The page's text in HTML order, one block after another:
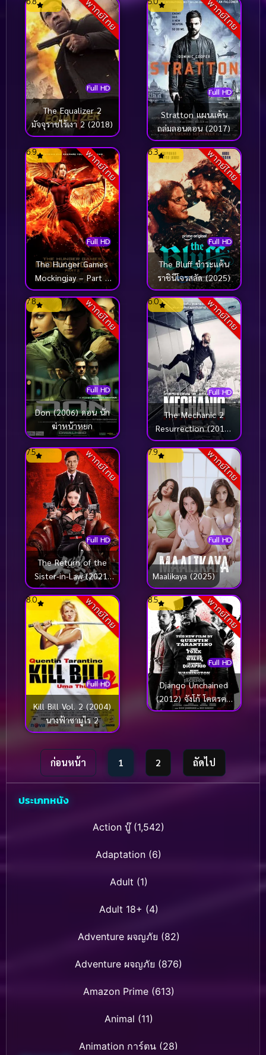
(2015)
พากย์ไทย
Full HD
The Equalizer 2
มัจจุราชไร้เงา 2 (2018)
พากย์ไทย
Full HD
Stratton แผนแค้น
ถล่มลอนดอน (2017)
พากย์ไทย
Full HD
6.9
The Hunger Games
Mockingjay – Part 2
เกมล่าเกม ม็อกกิ้งเจย์
พาร์ท 2 (2015)
พากย์ไทย
Full HD
6.3
The Bluff ชำระแค้น
ราชินีโจรสลัด (2025)
พากย์ไทย
Full HD
7.8
Don (2006) ดอน นัก
ฆ่าหน้าหยก
พากย์ไทย
Full HD
6.0
The Mechanic 2
Resurrection (2016)
โคตรเพชฌฆาต แค้น
ข้ามโลก
พากย์ไทย
Full HD
7.5
The Return of the
Sister-in-Law (2021)
เจ้าแม่มาเฟียรีเทิร์น
พากย์ไทย
Full HD
7.9
Maalikaya (2025)
พากย์ไทย
Full HD
8.0
Kill Bill Vol. 2 (2004)
นางฟ้าซามูไร 2
พากย์ไทย
Full HD
8.5
Django Unchained
(2012) จังโก้ โคตรคน
แดนเถื่อน
ก่อนหน้า 1 2 ถัดไป
ประเภทหนัง
Action บู๊(1,542)
Adaptation (6)
Adult (1)
Adult 18+ (4)
Adventure ผจญภัย (82)
Adventure ผจญภัย (876)
Amazon Prime(613)
Animal (11)
Animation การ์ตูน (28)